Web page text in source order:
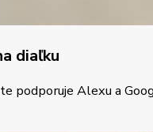
diaľku
podporuje Alexu a